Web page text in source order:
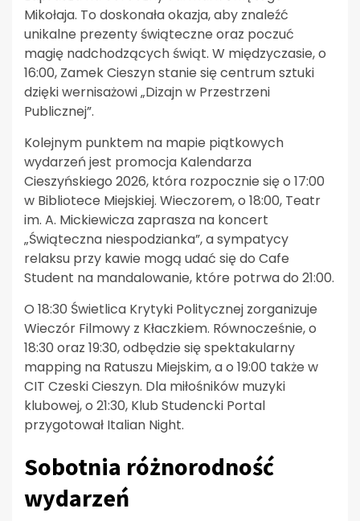
Mikołaja. To doskonała okazja, aby znaleźć
unikalne prezenty świąteczne oraz poczuć
magię nadchodzących świąt. W międzyczasie, o
16:00, Zamek Cieszyn stanie się centrum sztuki
dzięki wernisażowi „Dizajn w Przestrzeni
Publicznej”.
Kolejnym punktem na mapie piątkowych
wydarzeń jest promocja Kalendarza
Cieszyńskiego 2026, która rozpocznie się o 17:00
w Bibliotece Miejskiej. Wieczorem, o 18:00, Teatr
im. A. Mickiewicza zaprasza na koncert
„Świąteczna niespodzianka”, a sympatycy
relaksu przy kawie mogą udać się do Cafe
Student na mandalowanie, które potrwa do 21:00.
O 18:30 Świetlica Krytyki Politycznej zorganizuje
Wieczór Filmowy z Kłaczkiem. Równocześnie, o
18:30 oraz 19:30, odbędzie się spektakularny
mapping na Ratuszu Miejskim, a o 19:00 także w
CIT Czeski Cieszyn. Dla miłośników muzyki
klubowej, o 21:30, Klub Studencki Portal
przygotował Italian Night.
Sobotnia różnorodność
wydarzeń